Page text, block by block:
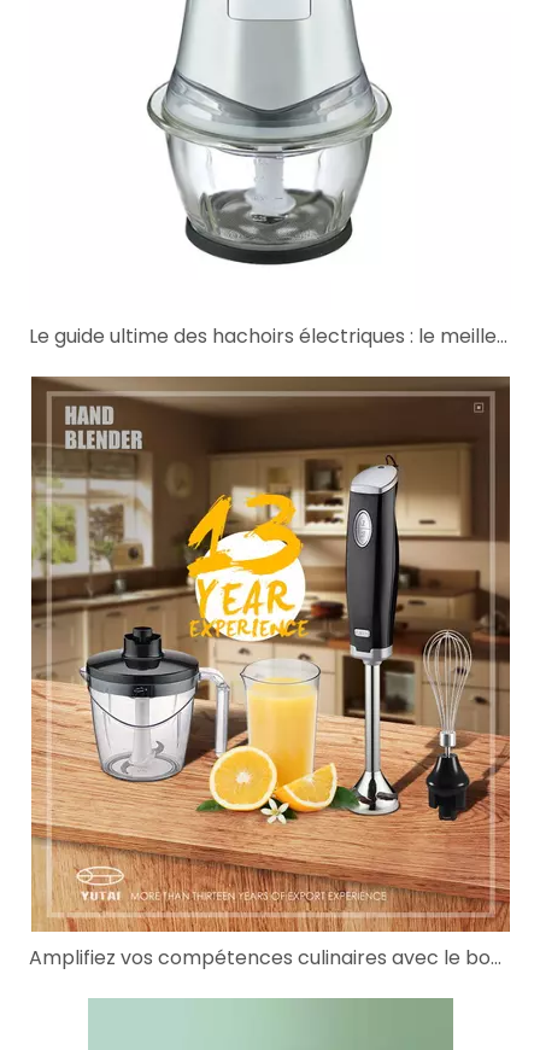
Le guide ultime des hachoirs électriques : le meilleur ami de votre cuisine
Amplifiez vos compétences culinaires avec le bon mixeur